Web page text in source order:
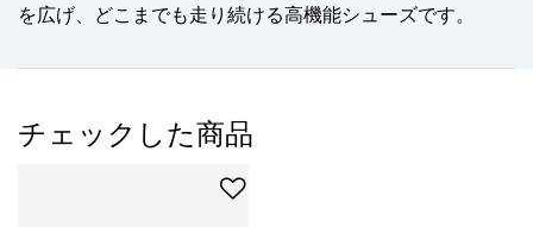
を広げ、どこまでも走り続ける高機能シューズです。
チェックした商品